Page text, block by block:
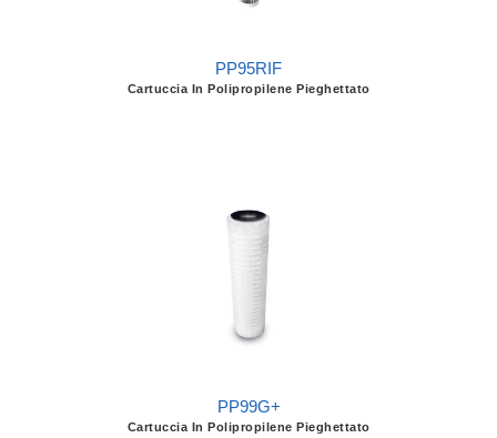
PP95RIF
Cartuccia In Polipropilene Pieghettato
PP99G+
Cartuccia In Polipropilene Pieghettato